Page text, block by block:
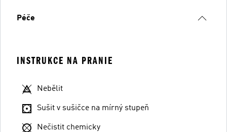
Péče
INSTRUKCE NA PRANIE
Nebělit
Sušit v sušičce na mírný stupeň
Nečistit chemicky